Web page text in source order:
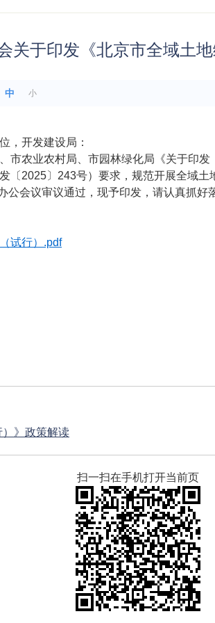
关于印发《北京市全域土
中 小
，开发建设局：
市农业农村局、市园林绿化局《关于印
〔2025〕243号）要求，规范开展全域
会议审议通过，现予印发，请认真抓好
试行）.pdf
）》政策解读
扫一扫在手机打开当前页